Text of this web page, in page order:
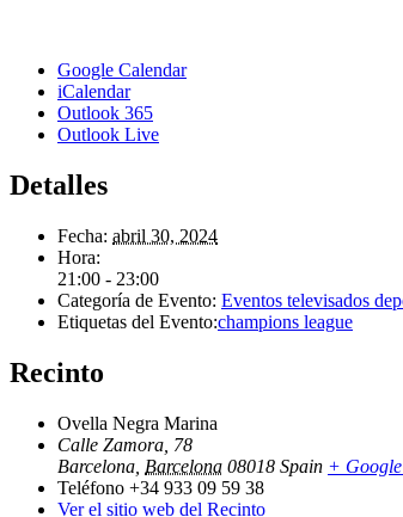
Google Calendar
iCalendar
Outlook 365
Outlook Live
Detalles
Fecha: abril 30, 2024
Hora:
21:00 - 23:00
Categoría de Evento: Eventos televisados
Etiquetas del Evento:champions league
Recinto
Ovella Negra Marina
Calle Zamora, 78
Barcelona Barcelona 08018 Spain +
Teléfono +34 933 09 59 38
Ver el sitio web del Recinto